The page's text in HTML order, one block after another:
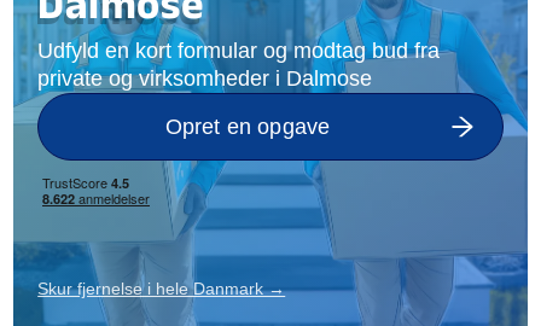
Udfyld en kort formular og modtag bud fra
private og virksomheder i Dalmose
Opret en opgave
Skur fjernelse i hele Danmark →